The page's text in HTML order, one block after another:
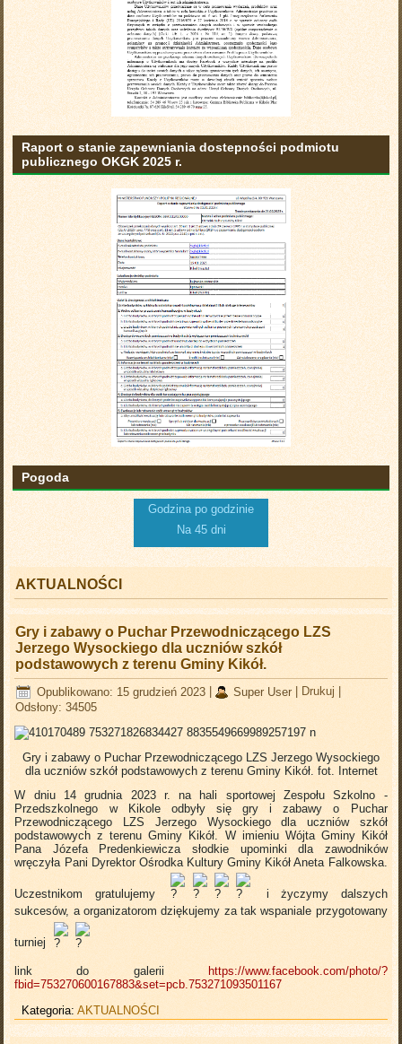
Raport o stanie zapewniania dostepności podmiotu
publicznego OKGK 2025 r.
Pogoda
Godzina po godzinie
Na 45 dni
AKTUALNOŚCI
Gry i zabawy o Puchar Przewodniczącego LZS
Jerzego Wysockiego dla uczniów szkół
podstawowych z terenu Gminy Kikół.
Opublikowano: 15 grudzień 2023 Super User| Drukuj
Odsłony: 34505
Gry i zabawy o Puchar Przewodniczącego LZS Jerzego Wysockiego
dla uczniów szkół podstawowych z terenu Gminy Kikół. fot. Internet
W dniu 14 grudnia 2023 r. na hali sportowej Zespołu Szkolno -
Przedszkolnego w Kikole odbyły się gry i zabawy o Puchar
Przewodniczącego LZS Jerzego Wysockiego dla uczniów szkół
podstawowych z terenu Gminy Kikół. W imieniu Wójta Gminy Kikół
Pana Józefa Predenkiewicza słodkie upominki dla zawodników
wręczyła Pani Dyrektor Ośrodka Kultury Gminy Kikół Aneta Falkowska.
Uczestnikom gratulujemy
i życzymy dalszych
sukcesów, a organizatorom dziękujemy za tak wspaniale przygotowany
turniej
link do galerii
https://www.facebook.com/photo/?
fbid=753270600167883&set=pcb.753271093501167
Kategoria:AKTUALNOŚCI